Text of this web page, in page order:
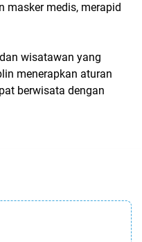
masker medis, merapid
wisatawan yang
menerapkan aturan
berwisata dengan